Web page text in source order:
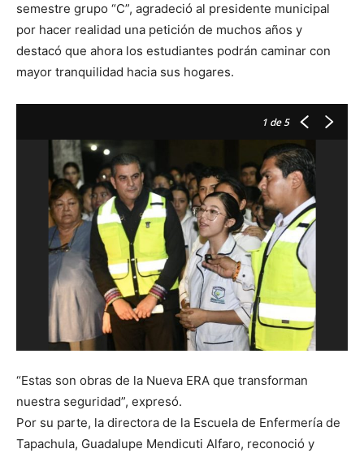
semestre grupo “C”, agradeció al presidente municipal
por hacer realidad una petición de muchos años y
destacó que ahora los estudiantes podrán caminar con
mayor tranquilidad hacia sus hogares.
1 de 5
“Estas son obras de la Nueva ERA que transforman
nuestra seguridad”, expresó.
Por su parte, la directora de la Escuela de Enfermería de
Tapachula, Guadalupe Mendicuti Alfaro, reconoció y